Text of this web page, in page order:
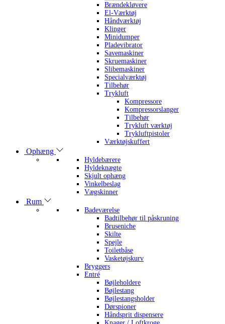
Brændekløvere
El-Værktøj
Håndværktøj
Klinger
Minidumper
Pladevibrator
Savemaskiner
Skruemaskiner
Slibemaskiner
Specialværktøj
Tilbehør
Trykluft
Kompressore
Kompressorslanger
Tilbehør
Trykluft værktøj
Trykluftpistoler
Værktøjskuffert
Ophæng
Hyldebærere
Hyldeknægte
Skjult ophæng
Vinkelbeslag
Vægskinner
Rum
Badeværelse
Badtilbehør til påskruning
Bruseniche
Skilte
Spejle
Toiletbåse
Vasketøjskurv
Bryggers
Entré
Bøjleholdere
Bøjlestang
Bøjlestangsholder
Dørspioner
Håndsprit dispensere